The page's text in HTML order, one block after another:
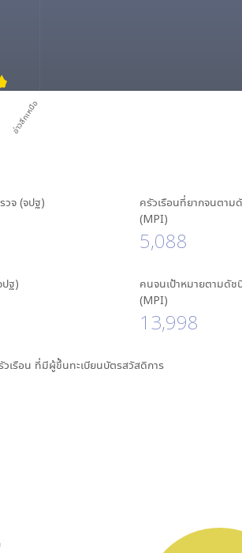
อ่าวลึกเหนือ
วจ (จปฐ)
ครัวเรือนที่ยากจนตา
(MPI)
5,088
ปฐ)
คนจนเป้าหมายตามดั
(MPI)
13,998
เรือน ที่มีผู้ขึ้นทะเบียนบัตรสวัสดิการ